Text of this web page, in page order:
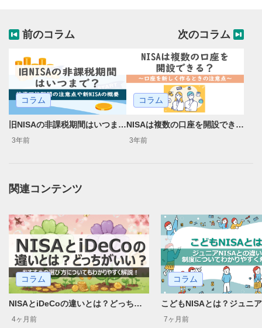
前のコラム
コラム
旧NISAの非課税期間はいつまで？投資可能期間の注意点や新NISAの概要
3年前
次のコラム
コラム
NISAは複数の口座を開設できる？口座を新しく作るときの注意点
3年前
関連コンテンツ
コラム
NISAとiDeCoの違いとは？どっちがいい？おすすめの選び方についてもわかりやすく解説！
4ヶ月前
コラム
7ヶ月前